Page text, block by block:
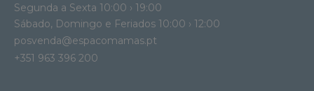
Segunda a Sexta 10:00 › 19:00
Sábado, Domingo e Feriados 10:00 › 12:00
posvenda@espacomamas.pt
+351 963 396 200